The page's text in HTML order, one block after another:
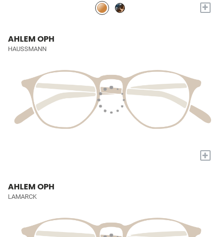
+
AHLEM OPH
HAUSSMANN
+
AHLEM OPH
LAMARCK